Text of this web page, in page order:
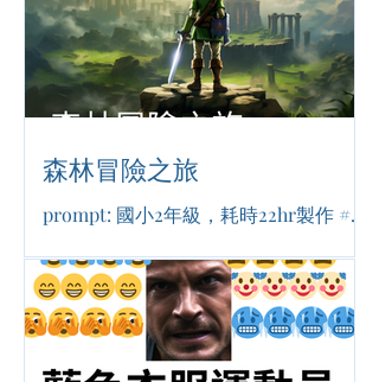
森林冒險之旅
prompt: 國小2年級，耗時22hr製作 #奇